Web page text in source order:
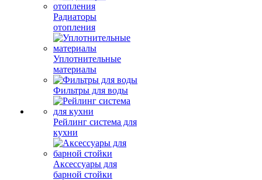
Радиаторы
отопления
Уплотнительные
материалы
Фильтры для воды
Рейлинг система для
кухни
Аксессуары для
барной стойки